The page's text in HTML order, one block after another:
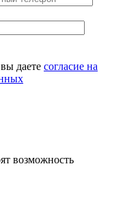
даете согласие на
возможность